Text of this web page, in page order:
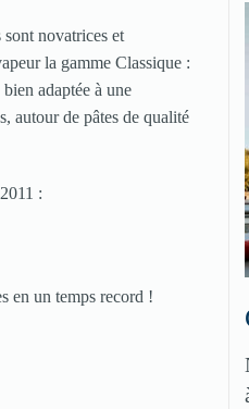
novatrices et
la gamme Classique :
adaptée à une
autour de pâtes de qualité
:
en un temps record !